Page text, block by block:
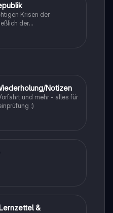
Krisen der
der
Vertrags, der
Diese
klaren Überblick über
Geschichte und den
auseinandersetzen
Notizen
und mehr - alles für
:)
&